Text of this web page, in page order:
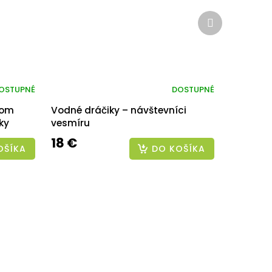
Vodné dráčiky – návštevníci
vesmíru
DOSTUPNÉ
18 € DO KOŠÍKA
Ďalší
produkt